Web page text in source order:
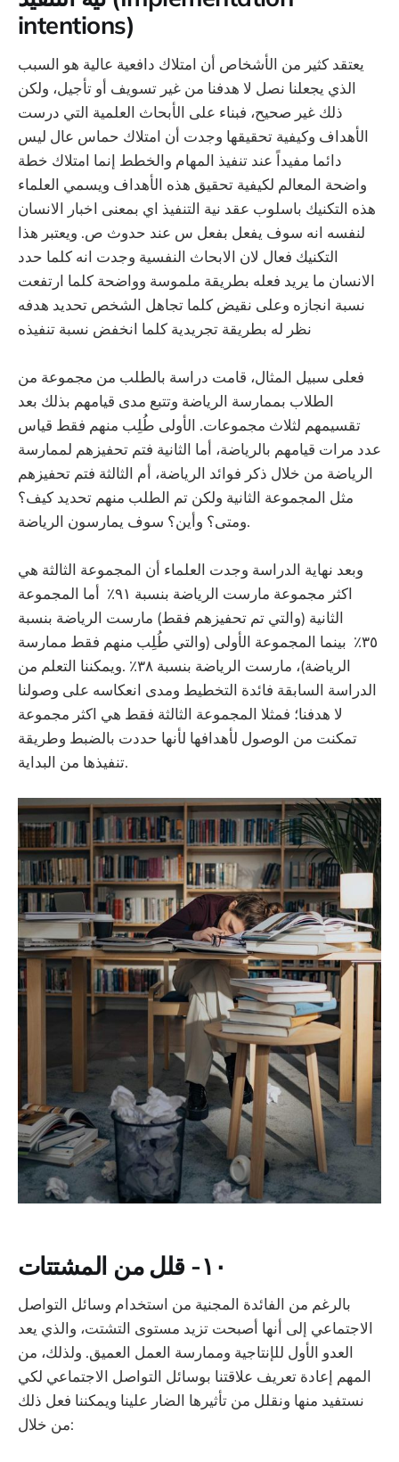
intentions)
يعتقد كثير من الأشخاص أن امتلاك دافعية عالية هو السبب
الذي يجعلنا نصل لا هدفنا من غير تسويف أو تأجيل، ولكن
ذلك غير صحيح، فبناء على الأبحاث العلمية التي درست
الأهداف وكيفية تحقيقها وجدت أن امتلاك حماس عال ليس
دائما مفيداً عند تنفيذ المهام والخطط إنما امتلاك خطة
واضحة المعالم لكيفية تحقيق هذه الأهداف ويسمي العلماء
هذه التكنيك باسلوب عقد نية التنفيذ اي بمعنى اخبار الانسان
لنفسه انه سوف يفعل بفعل س عند حدوث ص. ويعتبر هذا
التكنيك فعال لان الابحاث النفسية وجدت انه كلما حدد
الانسان ما يريد فعله بطريقة ملموسة وواضحة كلما ارتفعت
نسبة انجازه وعلى نقيض كلما تجاهل الشخص تحديد هدفه
نظر له بطريقة تجريدية كلما انخفض نسبة تنفيذه
فعلى سبيل المثال، قامت دراسة بالطلب من مجموعة من
الطلاب بممارسة الرياضة وتتبع مدى قيامهم بذلك بعد
تقسيمهم لثلاث مجموعات. الأولى طُلِب منهم فقط قياس
عدد مرات قيامهم بالرياضة، أما الثانية فتم تحفيزهم لممارسة
الرياضة من خلال ذكر فوائد الرياضة، أم الثالثة فتم تحفيزهم
مثل المجموعة الثانية ولكن تم الطلب منهم تحديد كيف؟
ومتى؟ وأين؟ سوف يمارسون الرياضة.
وبعد نهاية الدراسة وجدت العلماء أن المجموعة الثالثة هي
اكثر مجموعة مارست الرياضة بنسبة ٩١٪ أما المجموعة
الثانية (والتي تم تحفيزهم فقط) مارست الرياضة بنسبة
٣٥٪ بينما المجموعة الأولى (والتي طُلِب منهم فقط ممارسة
الرياضة)، مارست الرياضة بنسبة ٣٨٪ .ويمكننا التعلم من
الدراسة السابقة فائدة التخطيط ومدى انعكاسه على وصولنا
لا هدفنا؛ فمثلا المجموعة الثالثة فقط هي اكثر مجموعة
تمكنت من الوصول لأهدافها لأنها حددت بالضبط وطريقة
تنفيذها من البداية.
١٠- قلل من المشتتات
بالرغم من الفائدة المجنية من استخدام وسائل التواصل
الاجتماعي إلى أنها أصبحت تزيد مستوى التشتت، والذي يعد
العدو الأول للإنتاجية وممارسة العمل العميق. ولذلك، من
المهم إعادة تعريف علاقتنا بوسائل التواصل الاجتماعي لكي
نستفيد منها ونقلل من تأثيرها الضار علينا ويمكننا فعل ذلك
من خلال: